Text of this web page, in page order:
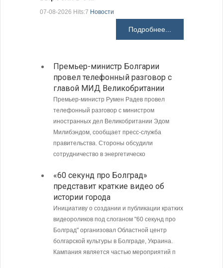
07-08-2026 Hits:7 Новости
Подробнее...
Премьер-министр Болгарии
провел телефонный разговор с
главой МИД Великобритании
Премьер-министр Румен Радев провел
телефонный разговор с министром
иностранных дел Великобритании Эдом
Милибэндом, сообщает пресс-служба
правительства. Стороны обсудили
сотрудничество в энергетическо
«60 секунд про Болград»
представит краткие видео об
истории города
Инициативу о создании и публикации кратких
видеороликов под слоганом "60 секунд про
Болград" организовал Областной центр
болгарской культуры в Болграде, Украина.
Кампания является частью мероприятий п